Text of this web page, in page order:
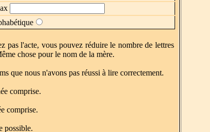
pas l'acte, vous pouvez réduire le nombre de lettres
chose pour le nom de la mère.
que nous n'avons pas réussi à lire correctement.
comprise.
comprise.
possible.